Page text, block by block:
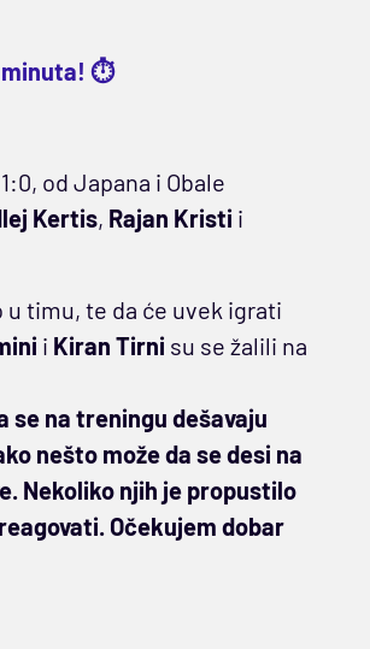
minuta! ⏱️
od Japana i Obale
Kertis, Rajan Kristi i
timu, te da će uvek igrati
i Kiran Tirni su se žalili na
se na treningu dešavaju
nešto može da se desi na
Nekoliko njih je propustilo
Očekujem dobar